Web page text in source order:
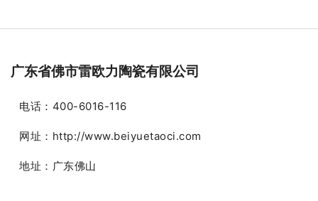
广东省佛市雷欧力陶瓷有限公司
电话：400-6016-116
网址：http://www.beiyuetaoci.com
地址：广东佛山